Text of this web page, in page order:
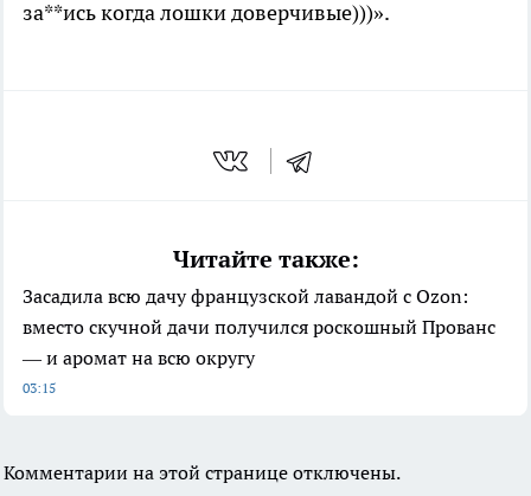
за**ись когда лошки доверчивые)))».
Читайте также:
Засадила всю дачу французской лавандой с Ozon:
вместо скучной дачи получился роскошный Прованс
— и аромат на всю округу
03:15
Комментарии на этой странице отключены.